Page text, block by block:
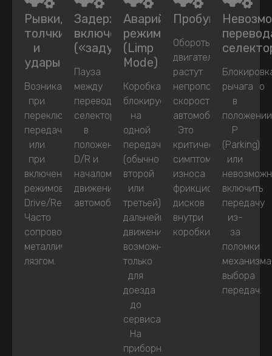
Рывки,
толчки
и
удары
Возникают
при
переключении
передач
или
при
включении
режимов
Drive/Reverse.
Часто
сопровождаются
металлическим
лязгом.
Задержки
включения
(«задумчивость»)
Пауза
между
переводом
селектора
в
положение
D/R и
началом
движения
автомобиля.
Аварийный
режим
(Limp
Mode)
Коробка
блокируется
на
одной
передаче
(обычно
второй
или
третьей),
дальнейшее
движение
возможно
только
для
доезда
до
сервиса.
На
приборной
Пробуксовка
Обороты
двигателя
растут
непропорционально
скорости
автомобиля.
Это
критический
симптом
износа
фрикционных
дисков
внутри
коробки.
рычага
в
положении
P
(Parking)
или
включить
передачу
из-
за
поломки
механизма
выбора
передач.